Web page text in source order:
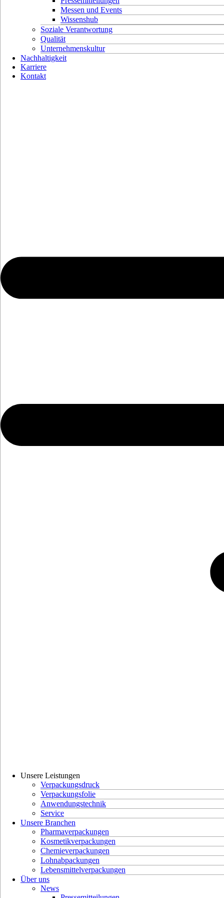
Messen und Events
Wissenshub
Soziale Verantwortung
Qualität
Unternehmenskultur
Nachhaltigkeit
Karriere
Kontakt
Unsere Leistungen
Verpackungsdruck
Verpackungsfolie
Anwendungstechnik
Service
Unsere Branchen
Pharmaverpackungen
Kosmetikverpackungen
Chemieverpackungen
Lohnabpackungen
Lebensmittelverpackungen
Über uns
News